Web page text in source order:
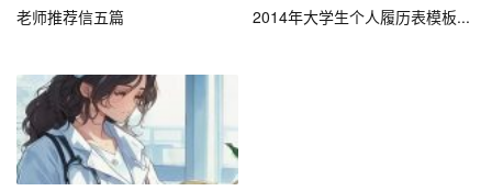
项目描述：
– 通过对传统工艺的改进，提高产品的质量和环保性能。
个人贡献：
老师推荐信五篇 2014年大学生个人履历表模板...